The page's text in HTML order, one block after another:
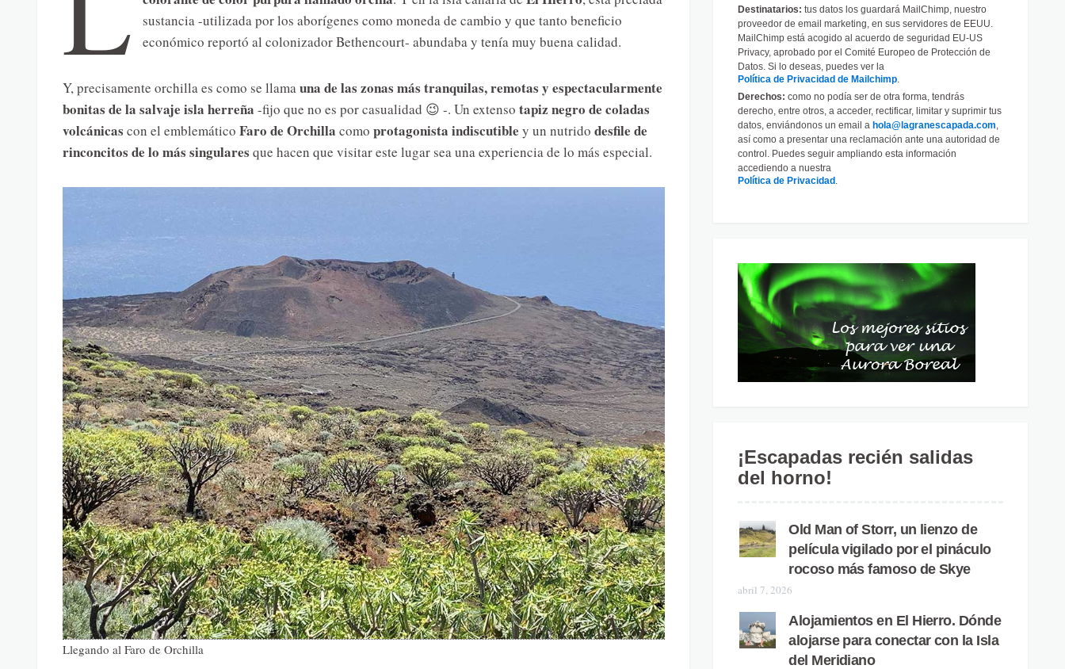
sustancia -utilizada por los aborígenes como moneda de cambio y que tanto beneficio
económico reportó al colonizador Bethencourt- abundaba y tenía muy buena calidad.
Y, precisamente orchilla es como se llamauna de las zonas más tranquilas, remotas y espectacularmente
bonitas de la salvaje isla herreña -fijo que no es por casualidad 😉 -. Un extenso tapiz negro de coladas
volcánicas con el emblemático Faro de Orchilla como protagonista indiscutible y un nutrido desfile de
rinconcitos de lo más singulares que hacen que visitar este lugar sea una experiencia de lo más especial.
Llegando al Faro de Orchilla
Destinatarios:tus datos los guardará MailChimp, nuestro
proveedor de email marketing, en sus servidores de EEUU.
MailChimp está acogido al acuerdo de seguridad EU-US
Privacy, aprobado por el Comité Europeo de Protección de
Datos. Si lo deseas, puedes ver la
Política de Privacidad de Mailchimp.
Derechos:como no podía ser de otra forma, tendrás
derecho, entre otros, a acceder, rectificar, limitar y suprimir tus
datos, enviándonos un email a hola@lagranescapada.com,
así como a presentar una reclamación ante una autoridad de
control. Puedes seguir ampliando esta información
accediendo a nuestra
Política de Privacidad .
¡Escapadas recién salidas
del horno!
Old Man of Storr, un lienzo de
película vigilado por el pináculo
rocoso más famoso de Skye
abril 7, 2026
Alojamientos en El Hierro. Dónde
alojarse para conectar con la Isla
del Meridiano